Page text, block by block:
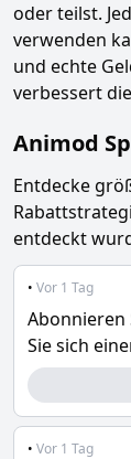
oder teilst.
verwenden
und echte
verbessert
Animod
Entdecke
entdeckt
• Vor 1 Tag
Abonnieren
Sie sich
• Vor 1 Tag